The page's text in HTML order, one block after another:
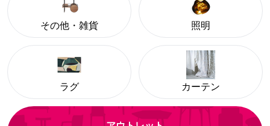
その他・雑貨 照明
ラグ カーテン